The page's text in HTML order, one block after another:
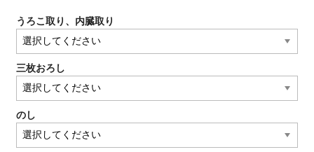
うろこ取り、内臓取り
三枚おろし
のし